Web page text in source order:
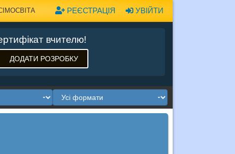
УВІЙТИ
РЕЄСТРАЦІЯ
вчителю!
ДОДАТИ РОЗРОБКУ